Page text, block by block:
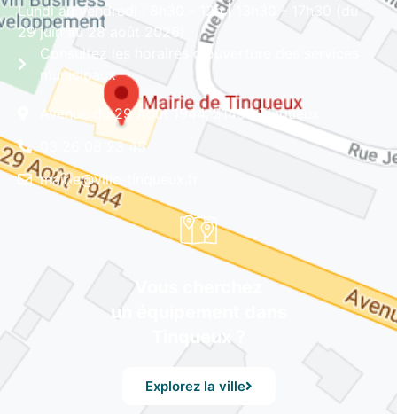
Lundi au vendredi : 8h30 - 12h | 13h30 - 17h30 (du
29 juin au 28 août 2026)
Consultez les horaires d'ouverture des services
municipaux
Avenue du 29 Août 1944, 51430 Tinqueux
03 26 08 23 45
mairie@ville-tinqueux.fr
Vous cherchez
un équipement dans
Tinqueux ?
Explorez la ville